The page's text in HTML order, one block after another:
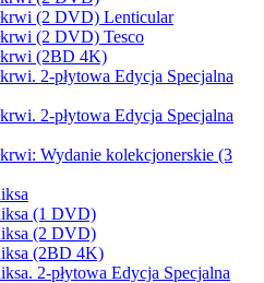
(2 DVD) Lenticular
(2 DVD) Tesco
(2BD 4K)
2-płytowa Edycja Specjalna
2-płytowa Edycja Specjalna
Wydanie kolekcjonerskie (3
(1 DVD)
(2 DVD)
(2BD 4K)
2-płytowa Edycja Specjalna